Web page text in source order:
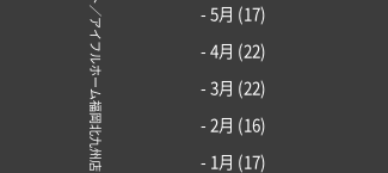
- 5月 (17)
- 4月 (22)
- 3月 (22)
- 2月 (16)
- 1月 (17)